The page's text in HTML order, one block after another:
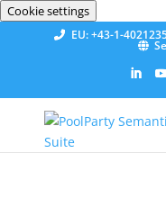
Cookie settings
EU: +43-1-